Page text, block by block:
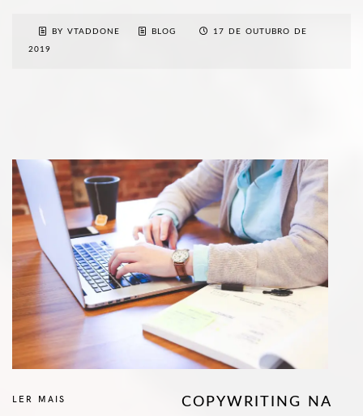
BY VTADDONE BLOG 17 DE OUTUBRO DE
2019
COPYWRITING NA
LER MAIS